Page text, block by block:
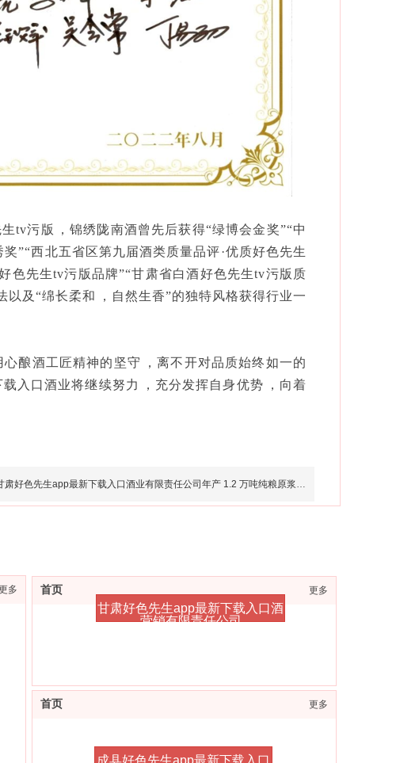
tv污版，锦绣陇南酒曾先后获得“绿博会金奖”“中
”“西北五省区第九届酒类质量品评·优质好色先生
色先生tv污版品牌”“甘肃省白酒好色先生tv污版质
及“绵长柔和，自然生香”的独特风格获得行业一
心酿酒工匠精神的坚守，离不开对品质始终如一的
入口酒业将继续努力，充分发挥自身优势，向着
肃好色先生app最新下载入口酒业有限责任公司年产 1.2 万吨纯粮原浆白酒建设项
首页 更多
多
首页 更多
甘肃好色先生app最新下载入口酒
营销有限责任公司
成县好色先生app最新下载入口